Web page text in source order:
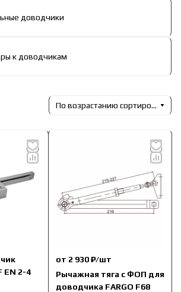
доводчики
к доводчикам
По возрастанию сортировки
EN 2-4
от 2 930 ₽/шт
Рычажная тяга с ФОП для
доводчика FARGO F68